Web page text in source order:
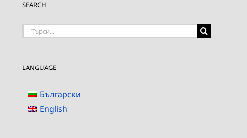
SEARCH
Търсене
LANGUAGE
Български
English